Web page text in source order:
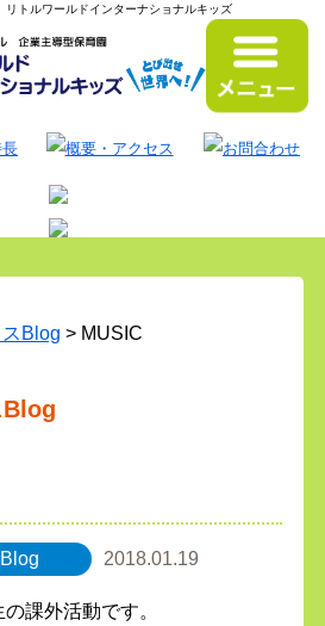
トルワールドインターナショナルキッズ
Blog > MUSIC
Blog
2018.01.19
課外活動です。